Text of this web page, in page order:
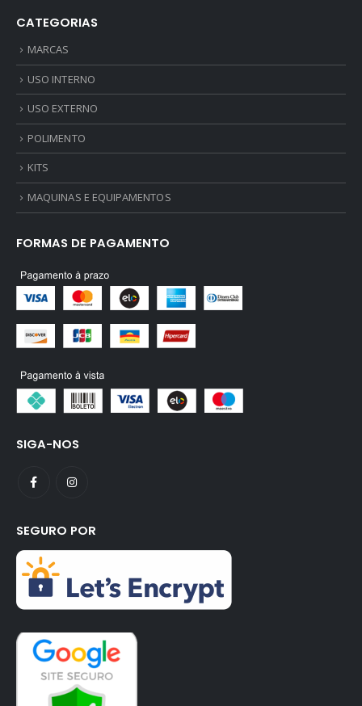
CATEGORIAS
MARCAS
USO INTERNO
USO EXTERNO
POLIMENTO
KITS
MAQUINAS E EQUIPAMENTOS
FORMAS DE PAGAMENTO
SIGA-NOS
SEGURO POR